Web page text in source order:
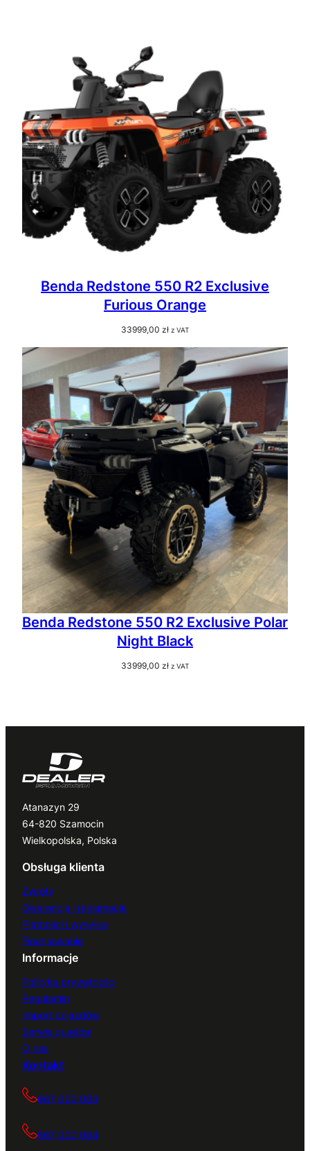
Benda Redstone 550 R2 Exclusive
Furious Orange
33999,00 zł z VAT
Benda Redstone 550 R2 Exclusive Polar
Night Black
33999,00 zł z VAT
Atanazyn 29
64-820 Szamocin
Wielkopolska, Polska
Obsługa klienta
Zwroty
Gwarancja i reklamacje
Płatności i wysyłka
Finansowanie
Informacje
Polityka prywatności
Regulamin
Import pojazdów
Serwis quadów
O nas
Kontakt
667 000 083
667 000 084